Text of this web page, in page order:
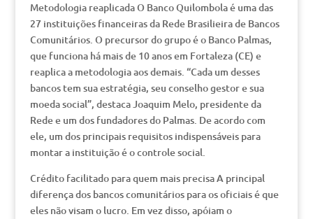
Metodologia reaplicada O Banco Quilombola é uma das
27 instituições financeiras da Rede Brasilieira de Bancos
Comunitários. O precursor do grupo é o Banco Palmas,
que funciona há mais de 10 anos em Fortaleza (CE) e
reaplica a metodologia aos demais. “Cada um desses
bancos tem sua estratégia, seu conselho gestor e sua
moeda social”, destaca Joaquim Melo, presidente da
Rede e um dos fundadores do Palmas. De acordo com
ele, um dos principais requisitos indispensáveis para
montar a instituição é o controle social.
Crédito facilitado para quem mais precisa A principal
diferença dos bancos comunitários para os oficiais é que
eles não visam o lucro. Em vez disso, apóiam o